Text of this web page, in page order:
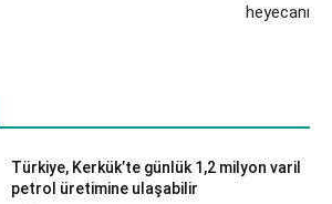
heyecanı
Türkiye, Kerkük’te günlük 1,2 milyon varil
petrol üretimine ulaşabilir